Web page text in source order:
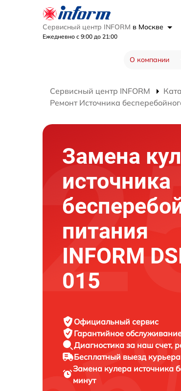
Сервисный центр INFORM в Москве
Ежедневно с 9:00 до 21:00
О компании
Сервисный центр INFORM
Ремонт Источника
Замена
источника
питания
INFORM
015
Официальный сервис
Гарантийное
Диагностика за наш счет,
Бесплатный выезд курьера
Замена кулера источника
минут